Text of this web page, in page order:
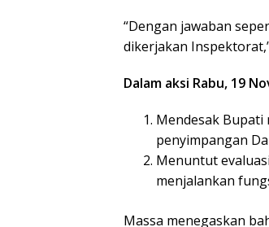
“Dengan jawaban
dikerjakan
Dalam aksi Rabu, 19
Mendesak Bupati
penyimpangan
Menuntut
menjalankan
Massa menegaskan